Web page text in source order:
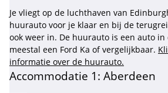
Je vliegt op de luchthaven van
huurauto voor je klaar en bij de
ook weer in. De huurauto is een auto in
meestal een Ford Ka of vergelijkbaar.
informatie over de huurauto.
Accommodatie 1: Aberdeen